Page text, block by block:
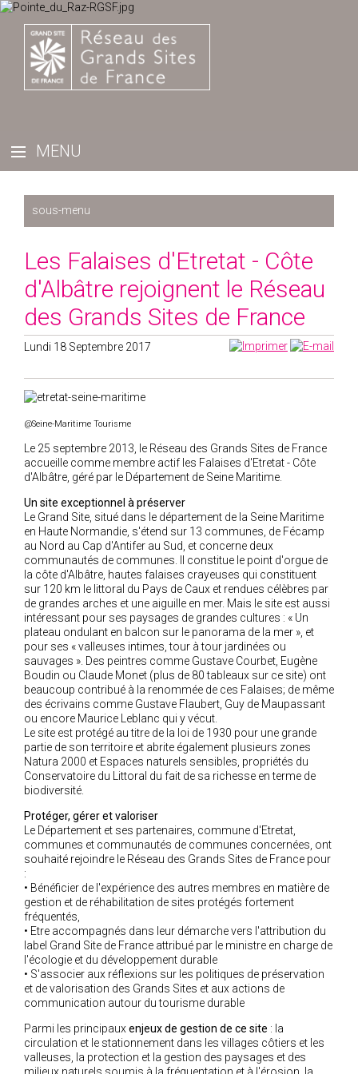
2025
2024
2023
2022
2021
2018
2017
2016
2015
2014
2012
2013
2011
2010
2009
2008
2007
2006
2005
2004
Les Falaises d'Etretat - Côte
d'Albâtre rejoignent le Réseau
des Grands Sites de France
Lundi 18 Septembre 2017
@Seine-Maritime Tourisme
Le 25 septembre 2013, le Réseau des Grands Sites de France
accueille comme membre actif les Falaises d'Etretat - Côte
d'Albâtre, géré par le Département de Seine Maritime.
Un site exceptionnel à préserver
Le Grand Site, situé dans le département de la Seine Maritime
en Haute Normandie, s'étend sur 13 communes, de Fécamp
au Nord au Cap d'Antifer au Sud, et concerne deux
communautés de communes. Il constitue le point d'orgue de
la côte d'Albâtre, hautes falaises crayeuses qui constituent
sur 120 km le littoral du Pays de Caux et rendues célèbres par
de grandes arches et une aiguille en mer. Mais le site est aussi
intéressant pour ses paysages de grandes cultures : « Un
plateau ondulant en balcon sur le panorama de la mer », et
pour ses « valleuses intimes, tour à tour jardinées ou
sauvages ». Des peintres comme Gustave Courbet, Eugène
Boudin ou Claude Monet (plus de 80 tableaux sur ce site) ont
beaucoup contribué à la renommée de ces Falaises; de même
des écrivains comme Gustave Flaubert, Guy de Maupassant
ou encore Maurice Leblanc qui y vécut.
Le site est protégé au titre de la loi de 1930 pour une grande
partie de son territoire et abrite également plusieurs zones
Natura 2000 et Espaces naturels sensibles, propriétés du
Conservatoire du Littoral du fait de sa richesse en terme de
biodiversité.
Protéger, gérer et valoriser
Le Département et ses partenaires, commune d'Etretat,
communes et communautés de communes concernées, ont
souhaité rejoindre le Réseau des Grands Sites de France pour
:
• Bénéficier de l'expérience des autres membres en matière de
gestion et de réhabilitation de sites protégés fortement
fréquentés,
• Etre accompagnés dans leur démarche vers l'attribution du
label Grand Site de France attribué par le ministre en charge de
l'écologie et du développement durable
• S'associer aux réflexions sur les politiques de préservation
et de valorisation des Grands Sites et aux actions de
communication autour du tourisme durable
Parmi les principauxenjeux de gestion de ce site : la
circulation et le stationnement dans les villages côtiers et les
valleuses, la protection et la gestion des paysages et des